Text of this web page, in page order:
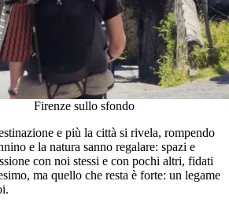
Firenze sullo sfondo
e più la città si rivela, rompendo
e la natura sanno regalare: spazi e
con noi stessi e con pochi altri, fidati
ma quello che resta è forte: un legame